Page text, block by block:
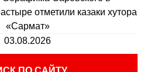
отметили казаки хутора
«Сармат»
03.08.2026